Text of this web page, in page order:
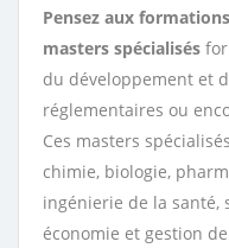
Pensez aux
masters spécialisés
du développement et
réglementaires ou
Ces masters
chimie, biologie,
ingénierie de la santé,
économie et gestion